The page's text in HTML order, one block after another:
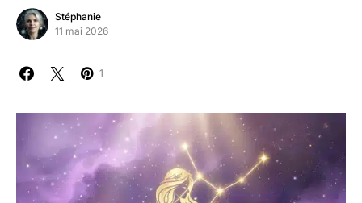
Stéphanie
11 mai 2026
1